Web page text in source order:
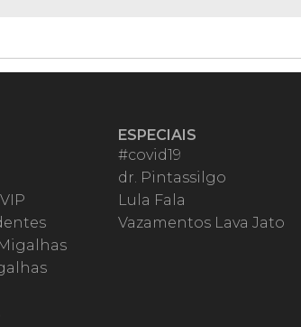
ESPECIAIS
#covid19
dr. Pintassilgo
Lula Fala
Vazamentos Lava Jato